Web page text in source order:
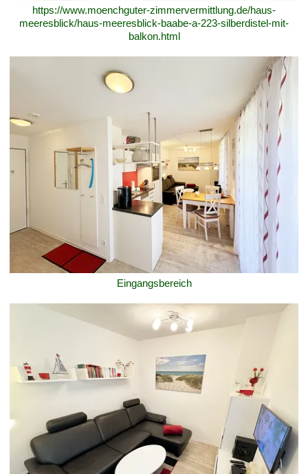
https://www.moenchguter-zimmervermittlung.de/haus-
meeresblick/haus-meeresblick-baabe-a-223-silberdistel-mit-
balkon.html
Eingangsbereich